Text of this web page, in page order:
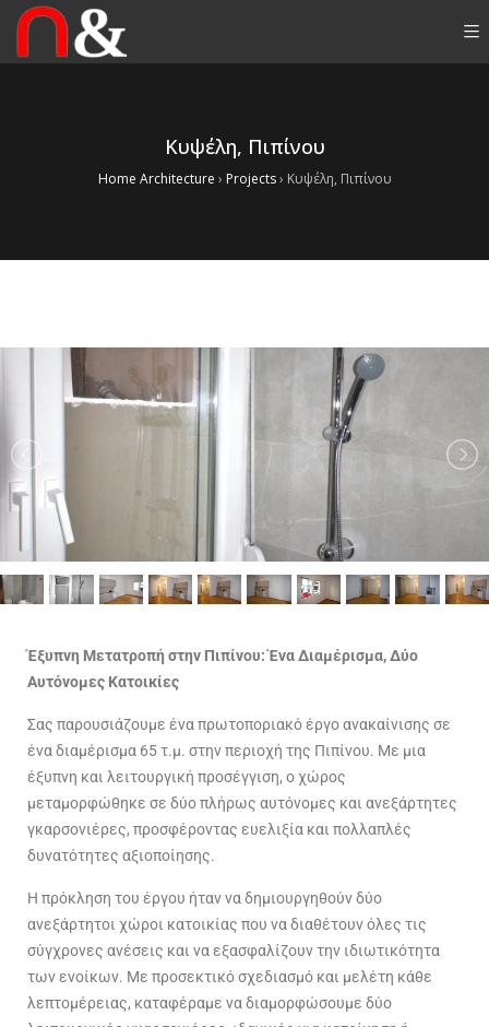
Κυψέλη, Πιπίνου
Home Architecture › Projects› Κυψέλη, Πιπίνου
Έξυπνη Μετατροπή στην Πιπίνου: Ένα Διαμέρισμα, Δύο
Αυτόνομες Κατοικίες
Σας παρουσιάζουμε ένα πρωτοποριακό έργο ανακαίνισης σε
ένα διαμέρισμα 65 τ.μ. στην περιοχή της Πιπίνου. Με μια
έξυπνη και λειτουργική προσέγγιση, ο χώρος
μεταμορφώθηκε σε δύο πλήρως αυτόνομες και ανεξάρτητες
γκαρσονιέρες, προσφέροντας ευελιξία και πολλαπλές
δυνατότητες αξιοποίησης.
Η πρόκληση του έργου ήταν να δημιουργηθούν δύο
ανεξάρτητοι χώροι κατοικίας που να διαθέτουν όλες τις
σύγχρονες ανέσεις και να εξασφαλίζουν την ιδιωτικότητα
των ενοίκων. Με προσεκτικό σχεδιασμό και μελέτη κάθε
λεπτομέρειας, καταφέραμε να διαμορφώσουμε δύο